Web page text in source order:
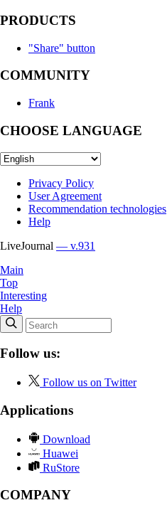
PRODUCTS
"Share" button
COMMUNITY
Frank
CHOOSE LANGUAGE
Privacy Policy
User Agreement
Recommendation technologies
Help
LiveJournal — v.931
Main
Top
Interesting
Help
Follow us:
Follow us on Twitter
Applications
Download
Huawei
RuStore
COMPANY